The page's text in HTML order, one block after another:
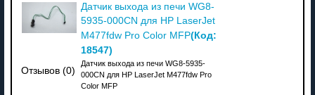
Отзывов (0)
Датчик выхода из печи WG8-
5935-000CN для HP LaserJet
M477fdw Pro Color MFP(Код:
18547)
Датчик выхода из печи WG8-5935-
000CN для HP LaserJet M477fdw Pro
Color MFP